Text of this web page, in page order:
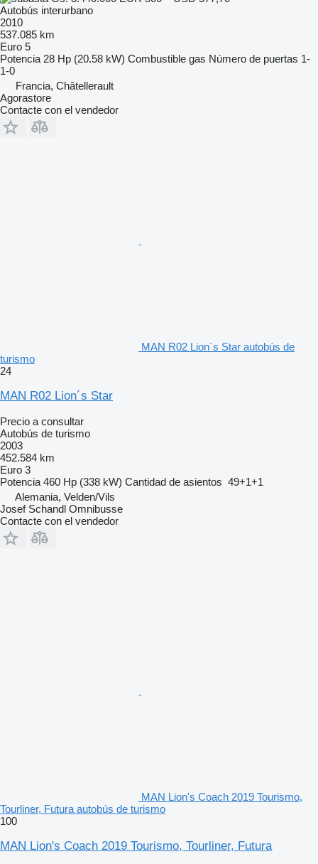
Autobús interurbano
2010
537.085 km
Euro 5
Potencia 28 Hp (20.58 kW) Combustible gas Número de puertas 1-
1-0
Francia, Châtellerault
Agorastore
Contacte con el vendedor
MAN R02 Lion´s Star autobús de
turismo
24
MAN R02 Lion´s Star
Precio a consultar
Autobús de turismo
2003
452.584 km
Euro 3
Potencia 460 Hp (338 kW) Cantidad de asientos 49+1+1
Alemania, Velden/Vils
Josef Schandl Omnibusse
Contacte con el vendedor
MAN Lion's Coach 2019 Tourismo,
Tourliner, Futura autobús de turismo
100
MAN Lion's Coach 2019 Tourismo, Tourliner, Futura